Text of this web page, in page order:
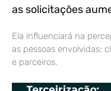
as solicitações
Ela influenciará na
as pessoas envolvidas:
e parceiros.